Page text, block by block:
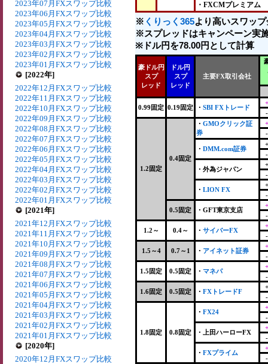
2023年07月FXスワップ比較
2023年06月FXスワップ比較
2023年05月FXスワップ比較
2023年04月FXスワップ比較
2023年03月FXスワップ比較
2023年02月FXスワップ比較
2023年01月FXスワップ比較
[2022年]
2022年12月FXスワップ比較
2022年11月FXスワップ比較
2022年10月FXスワップ比較
2022年09月FXスワップ比較
2022年08月FXスワップ比較
2022年07月FXスワップ比較
2022年06月FXスワップ比較
2022年05月FXスワップ比較
2022年04月FXスワップ比較
2022年03月FXスワップ比較
2022年02月FXスワップ比較
2022年01月FXスワップ比較
[2021年]
2021年12月FXスワップ比較
2021年11月FXスワップ比較
2021年10月FXスワップ比較
2021年09月FXスワップ比較
2021年08月FXスワップ比較
2021年07月FXスワップ比較
2021年06月FXスワップ比較
2021年05月FXスワップ比較
2021年04月FXスワップ比較
2021年03月FXスワップ比較
2021年02月FXスワップ比較
2021年01月FXスワップ比較
[2020年]
2020年12月FXスワップ比較
・FXCMプレミアム
※ くりっく365より高いスワッ
※スプレッドはキャンペーン実
※ドル円を78.00円として計算
豪ドル円
スプ
レッド
ドル円
スプ
レッド
主要FX取引会社
0.99固定 0.19固定 ・ SBI FXトレード
1.2固定
0.4固定
・ GMOクリック証
券
・ DMM.com証券
・外為ジャパン
・ LION FX
0.5固定 ・GFT東京支店
1.2～ 0.4～ ・ サイバーFX
1.5～4 0.7～1 ・ アイネット証券
1.5固定 0.5固定 ・ マネパ
1.6固定 0.5固定 ・ FXトレードF
1.8固定 0.8固定
・ FX24
・上田ハーローFX
・ FXプライム